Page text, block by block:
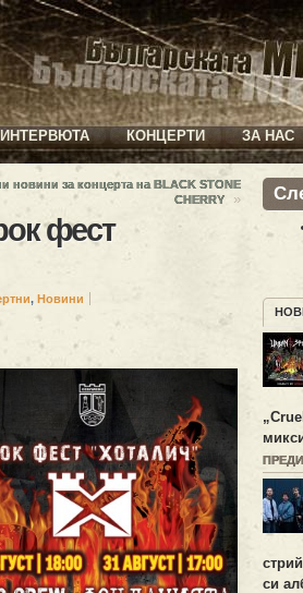
ИНТЕРВЮТА КОНЦЕРТИ ЗА НАС
новини за концерта на BLACK STONE
CHERRY
»
фест
, Новини
„
си